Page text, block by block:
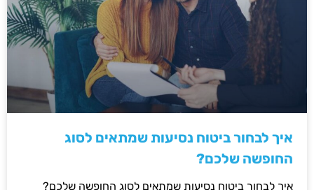
איך לבחור ביטוח נסיעות שמתאים לסוג
החופשה שלכם?
איך לבחור ביטוח נסיעות שמתאים לסוג החופשה שלכם?